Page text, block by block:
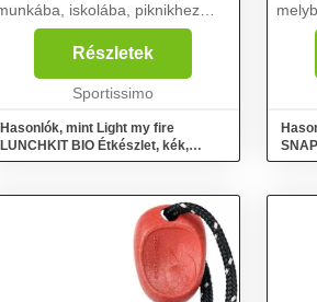
iskolába, piknikhez
vagy nyaraláshoz. Ebben a
készletben minden megvan, ami
az ebéd felszolgálásához és
elfogyasztásához szükséges....
Részletek
Sportissimo
Hasonlók, mint Light my fire
LUNCHKIT BIO Étkészlet, kék,
méret